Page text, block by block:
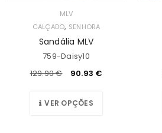
MLV
CALÇADO, SENHORA
Sandália MLV
759-Daisy10
129.90€ 90.93 €
VER OPÇÕES